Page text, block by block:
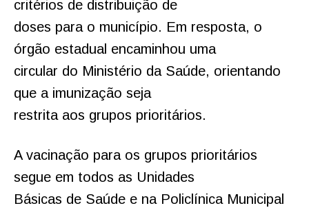
critérios de distribuição de
doses para o município. Em resposta, o
órgão estadual encaminhou uma
circular do Ministério da Saúde, orientando
que a imunização seja
restrita aos grupos prioritários.
A vacinação para os grupos prioritários
segue em todos as Unidades
Básicas de Saúde e na Policlínica Municipal